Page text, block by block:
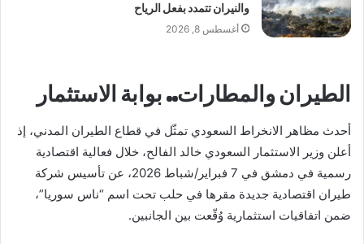
والنيران تتمدد بفعل الرياح
أغسطس 8, 2026
الطيران والمطارات.. بوابة الاستثمار
أحدث مظاهر الانخراط السعودي تمثّل في قطاع الطيران المدني، إذ
أعلن وزير الاستثمار السعودي خالد الفالح، خلال فعالية اقتصادية
رسمية في دمشق في 7 فبراير/شباط 2026، عن تأسيس شركة
طيران اقتصادية جديدة مقرها في حلب تحت اسم “ناس سوريا”،
ضمن اتفاقيات استثمارية وُقّعت بين الجانبين.